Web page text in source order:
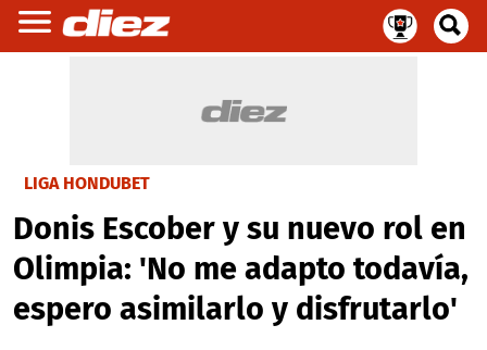
LIGA HONDUBET
Donis Escober y su nuevo rol en
Olimpia: 'No me adapto todavía,
espero asimilarlo y disfrutarlo'